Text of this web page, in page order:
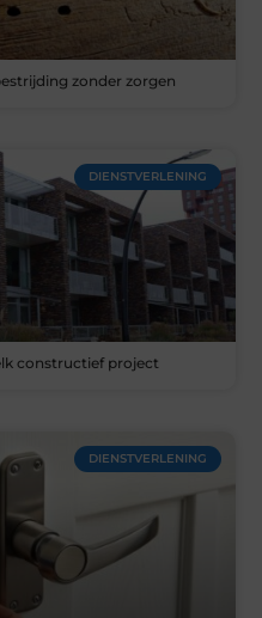
zonder zorgen
DIENSTVERLENING
constructief project
DIENSTVERLENING